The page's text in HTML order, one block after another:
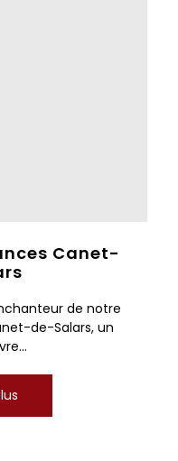
Canet-
de notre
de-Salars, un